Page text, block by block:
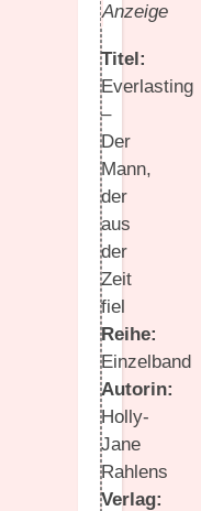
Anzeige
Titel:
Everlasting
–
Der
Mann,
der
aus
der
Zeit
fiel
Reihe:
Einzelband
Autorin:
Holly-
Jane
Rahlens
Verlag: